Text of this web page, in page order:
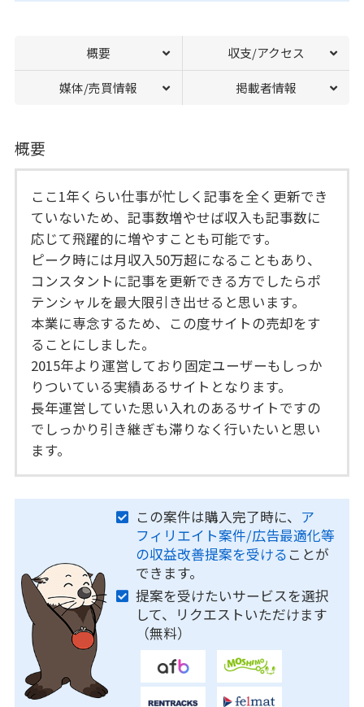
概要 収支/アクセス
媒体/売買情報 掲載者情報
概要
ここ1年くらい仕事が忙しく記事を全く更新でき
ていないため、記事数増やせば収入も記事数に
応じて飛躍的に増やすことも可能です。
ピーク時には月収入50万超になることもあり、
コンスタントに記事を更新できる方でしたらポ
テンシャルを最大限引き出せると思います。
本業に専念するため、この度サイトの売却をす
ることにしました。
2015年より運営しており固定ユーザーもしっか
りついている実績あるサイトとなります。
長年運営していた思い入れのあるサイトですの
でしっかり引き継ぎも滞りなく行いたいと思い
ます。
この案件は購入完了時に、 ア
フィリエイト案件/広告最適化等
の収益改善提案を受ける ことが
できます。
提案を受けたいサービスを選択
して、リクエストいただけます
（無料）